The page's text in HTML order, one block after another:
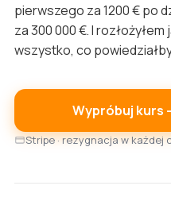
pierwszego za 1200 € po
za 300 000 €. I rozłożyłem
wszystko, co
Wypróbuj kurs
Stripe · rezygnacja w każdej